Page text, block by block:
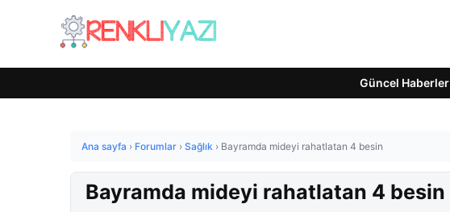
Güncel Haberler
Ana sayfa › Forumlar › Sağlık › Bayramda mideyi rahatlatan 4 besin
Bayramda mideyi rahatlatan 4 besin